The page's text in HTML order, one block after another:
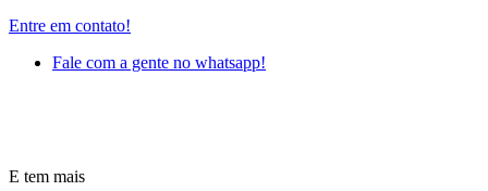
Entre em contato!
Fale com a gente no whatsapp!
E tem mais